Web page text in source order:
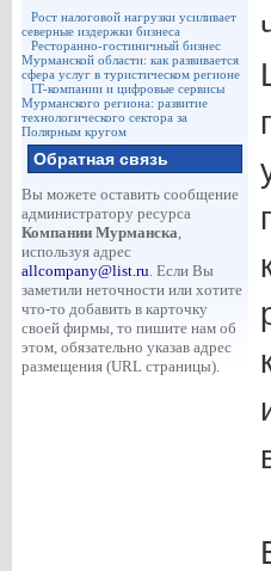
Рост налоговой нагрузки усиливает
северные издержки бизнеса
Ресторанно-гостиничный бизнес
Мурманской области: как развивается
сфера услуг в туристическом регионе
IT-компании и цифровые сервисы
Мурманского региона: развитие
технологического сектора за
Полярным кругом
Обратная связь
Вы можете оставить сообщение
администратору ресурса
Компании Мурманска,
используя адрес
allcompany@list.ru. Если Вы
заметили неточности или хотите
что-то добавить в карточку
своей фирмы, то пишите нам об
этом, обязательно указав адрес
размещения (URL страницы).